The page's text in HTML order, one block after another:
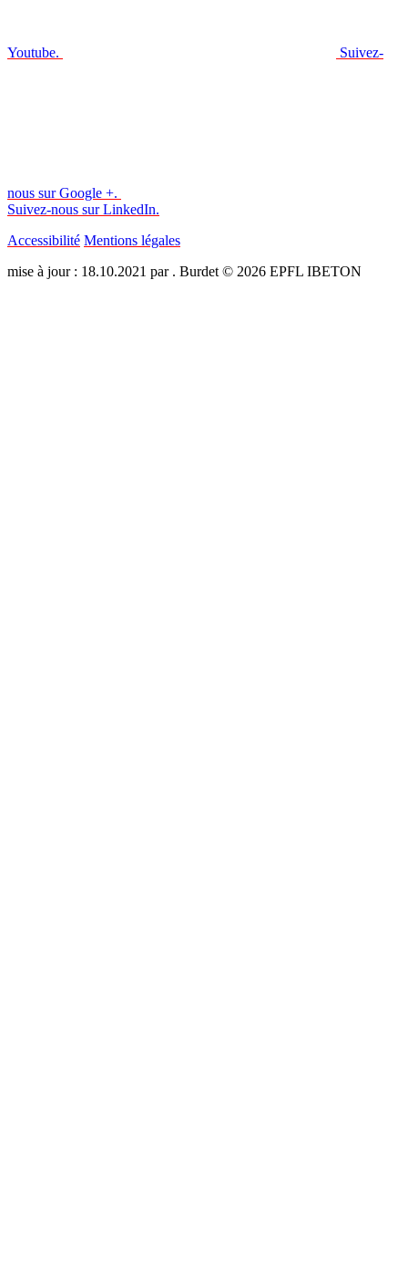
Youtube. Suivez-
nous sur Google +.
Suivez-nous sur LinkedIn.
Accessibilité Mentions légales
mise à jour : 18.10.2021 par . Burdet © 2026 EPFL IBETON